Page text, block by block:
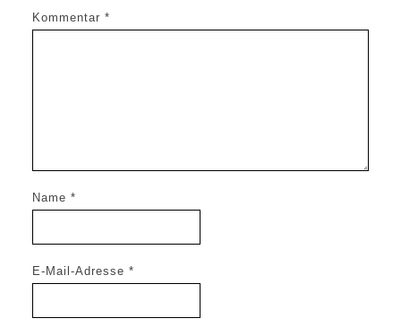
Kommentar *
Name *
E-Mail-Adresse *